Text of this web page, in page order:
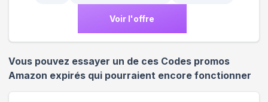
Voir l'offre
Vous pouvez essayer un de ces Codes promos
Amazon expirés qui pourraient encore fonctionner